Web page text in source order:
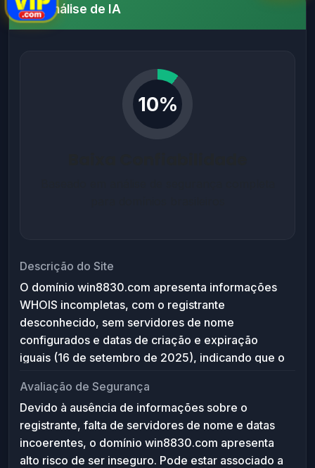
Análise de IA
10%
Descrição do Site
O domínio win8830.com apresenta informações
WHOIS incompletas, com o registrante
desconhecido, sem servidores de nome
configurados e datas de criação e expiração
iguais (16 de setembro de 2025), indicando que o
configurado incorretamente. Não há conteúdos ou
serviços associados detectáveis, o que sugere
que o site não está em uso ou pode ser um
domínio reservado ou temporário.
Avaliação de Segurança
Devido à ausência de informações sobre o
registrante, falta de servidores de nome e datas
incoerentes, o domínio win8830.com apresenta
alto risco de ser inseguro. Pode estar associado a